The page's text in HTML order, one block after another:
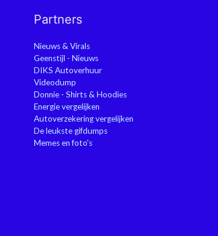
Partners
Nieuws & Virals
Geenstijl - Nieuws
DIKS Autoverhuur
Videodump
Donnie - Shirts & Hoodies
Energie vergelijken
Autoverzekering vergelijken
De leukste gifdumps
Memes en foto's